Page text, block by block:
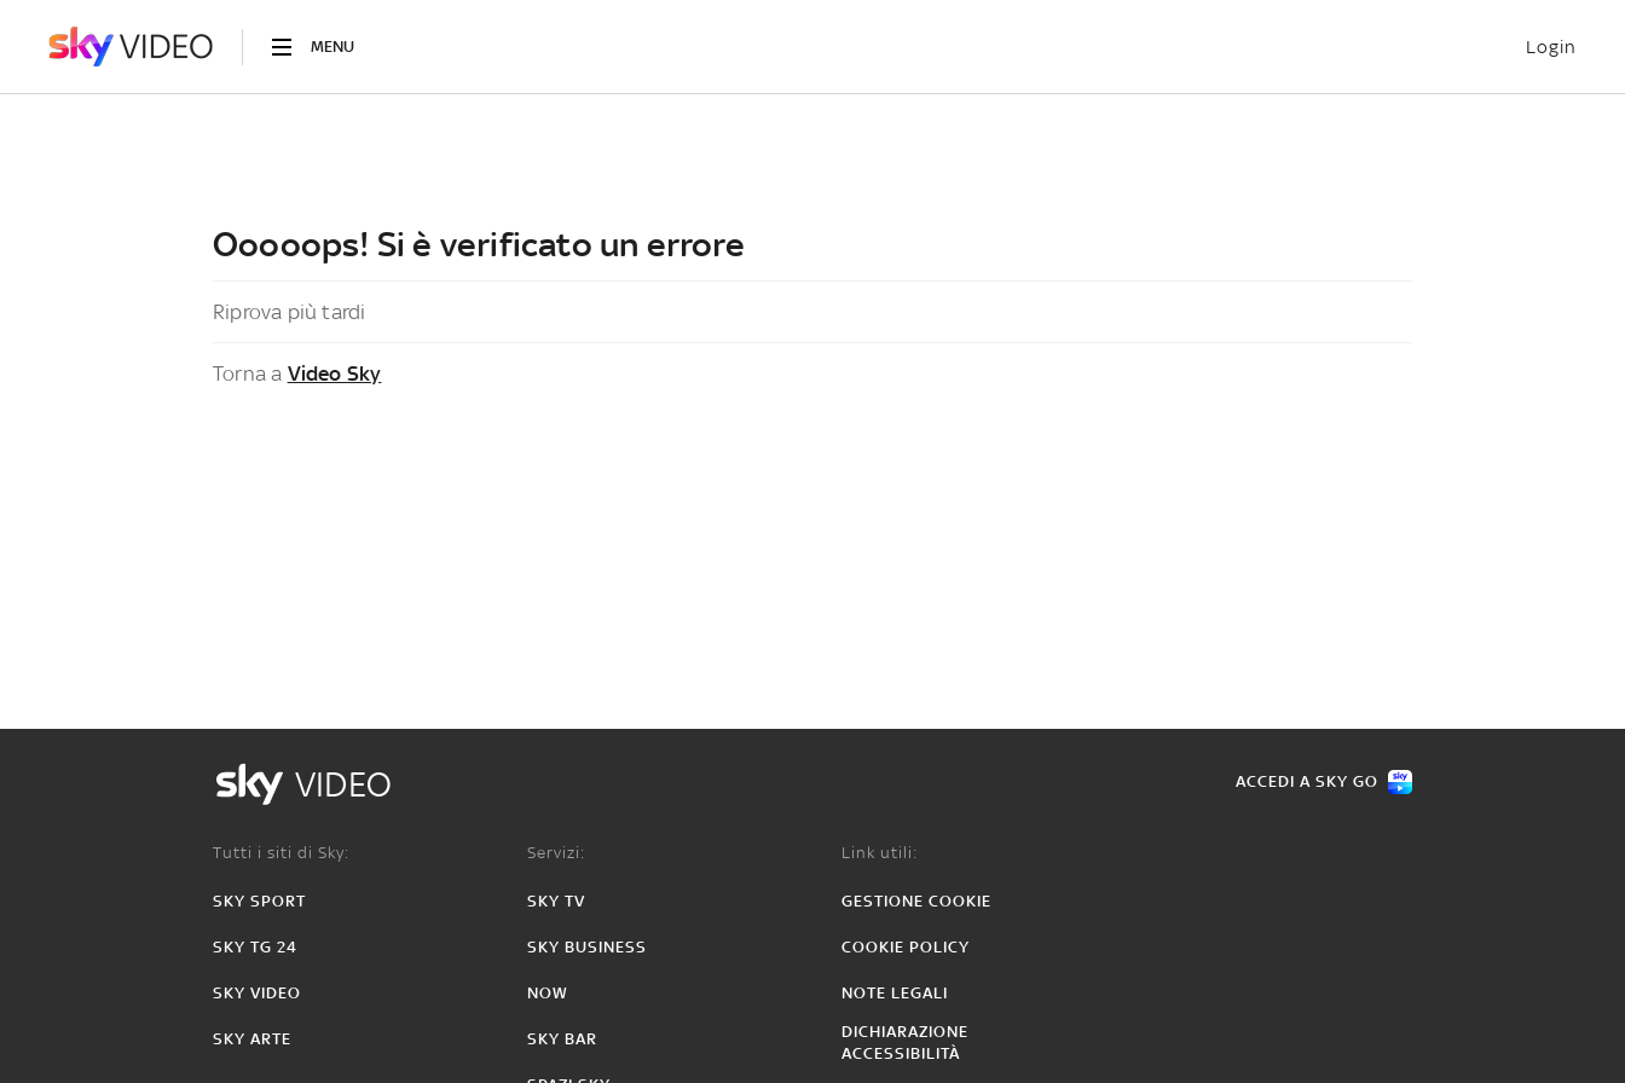
MENU Login
Ooooops! Si è verificato un errore
Riprova più tardi
Torna a Video Sky
VIDEO ACCEDI A SKY GO
Tutti i siti di Sky:
SKY SPORT
SKY TG 24
SKY VIDEO
SKY ARTE
Servizi:
SKY TV
SKY BUSINESS
NOW
SKY BAR
Link utili:
GESTIONE COOKIE
COOKIE POLICY
NOTE LEGALI
DICHIARAZIONE
ACCESSIBILITÀ